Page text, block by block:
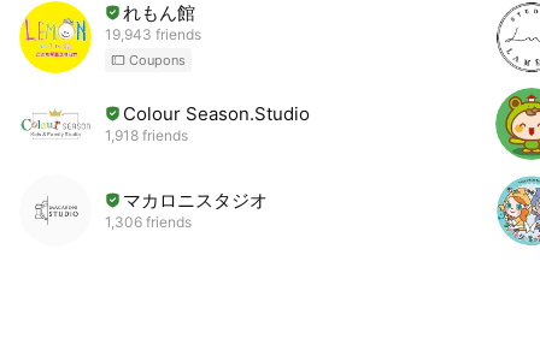
れもん館
19,943 friends
Coupons
Colour Season.Studio
1,918 friends
マカロニスタジオ
1,306 friends